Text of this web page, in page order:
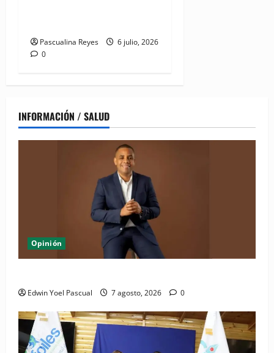
Pascualina Reyes
6 julio, 2026
0
INFORMACIÓN / SALUD
Opinión
Edwin Yoel Pascual 7 agosto, 2026 0